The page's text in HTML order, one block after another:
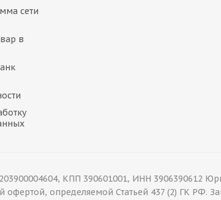
сети
в
КПП 390601001, ИНН 3906390612
офертой, определяемой Статьей 437 (2) ГК РФ.